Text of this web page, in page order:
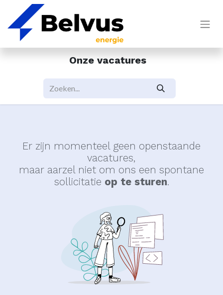
Onze vacatures
Er zijn momenteel geen openstaande
vacatures,
maar aarzel niet om ons een spontane
sollicitatie op te sturen.